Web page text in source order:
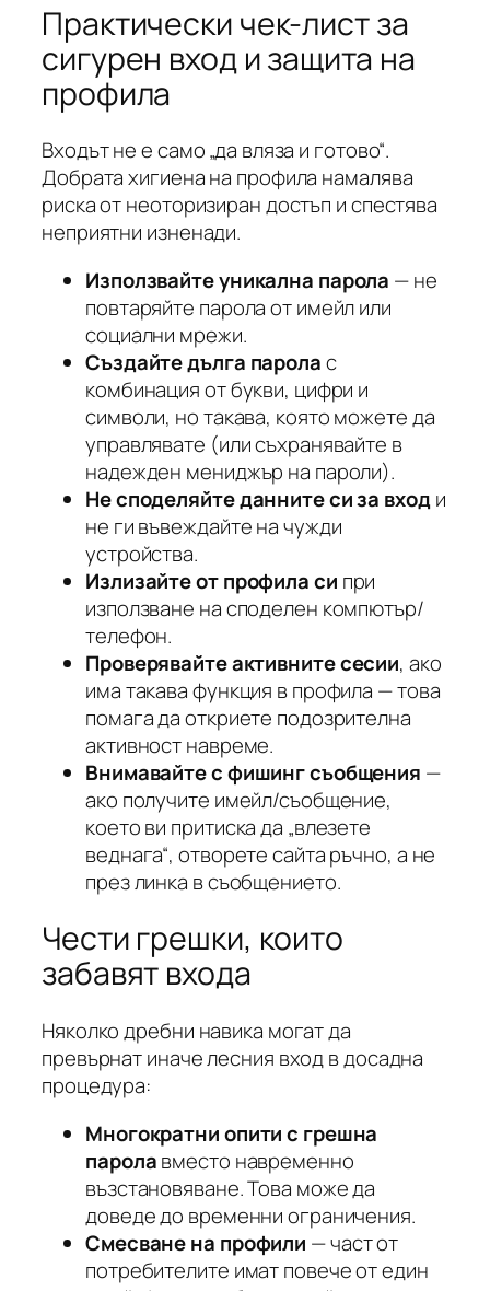
Практически чек-лист за
сигурен вход и защита на
профила
Входът не е само „да вляза и готово“.
Добрата хигиена на профила намалява
риска от неоторизиран достъп и спестява
неприятни изненади.
Използвайте уникална парола — не
повтаряйте парола от имейл или
социални мрежи.
Създайте дълга паролас
комбинация от букви, цифри и
символи, но такава, която можете да
управлявате (или съхранявайте в
надежден мениджър на пароли).
Не споделяйте данните си за входи
не ги въвеждайте на чужди
устройства.
Излизайте от профила си при
използване на споделен компютър/
телефон.
Проверявайте активните сесии, ако
има такава функция в профила — това
помага да откриете подозрителна
активност навреме.
Внимавайте с фишинг съобщения —
ако получите имейл/съобщение,
което ви притиска да „влезете
веднага“, отворете сайта ръчно, а не
през линка в съобщението.
Чести грешки, които
забавят входа
Няколко дребни навика могат да
превърнат иначе лесния вход в досадна
процедура:
Многократни опити с грешна
паролавместо навременно
възстановяване. Това може да
доведе до временни ограничения.
Смесване на профили — част от
потребителите имат повече от един